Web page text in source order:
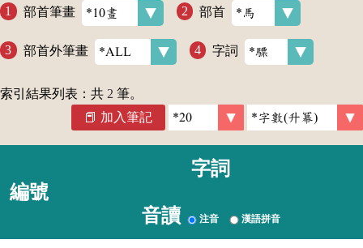
部首筆畫 部首
部首外筆畫 字詞
索引結果列表：共 2 筆。
加入筆記
編號
字詞
音讀 注音 漢語拼音